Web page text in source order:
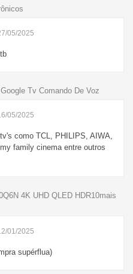
05/2025
Tv Comando De Voz
05/2025
como TCL, PHILIPS, AIWA,
family cinema entre outros
4K UHD QLED HDR10mais
01/2025
supérflua)